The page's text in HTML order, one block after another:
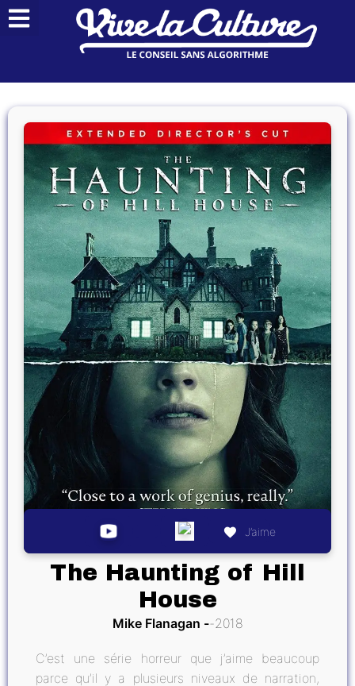
J’aime
The Haunting of Hill
House
Mike Flanagan 2018
C’est une série horreur que j’aime beaucoup
parce qu’il y a plusieurs niveaux de narration,